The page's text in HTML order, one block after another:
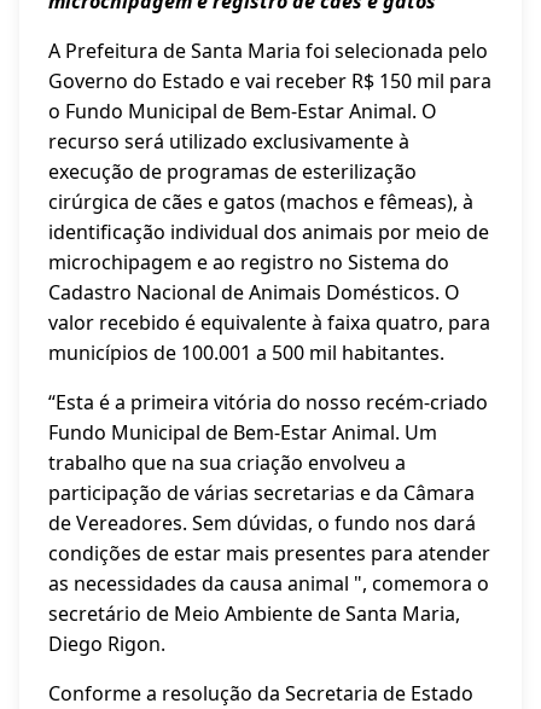
A Prefeitura de Santa Maria foi selecionada pelo
Governo do Estado e vai receber R$ 150 mil para
o Fundo Municipal de Bem-Estar Animal. O
recurso será utilizado exclusivamente à
execução de programas de esterilização
cirúrgica de cães e gatos (machos e fêmeas), à
identificação individual dos animais por meio de
microchipagem e ao registro no Sistema do
Cadastro Nacional de Animais Domésticos. O
valor recebido é equivalente à faixa quatro, para
municípios de 100.001 a 500 mil habitantes.
“Esta é a primeira vitória do nosso recém-criado
Fundo Municipal de Bem-Estar Animal. Um
trabalho que na sua criação envolveu a
participação de várias secretarias e da Câmara
de Vereadores. Sem dúvidas, o fundo nos dará
condições de estar mais presentes para atender
as necessidades da causa animal ", comemora o
secretário de Meio Ambiente de Santa Maria,
Diego Rigon.
Conforme a resolução da Secretaria de Estado